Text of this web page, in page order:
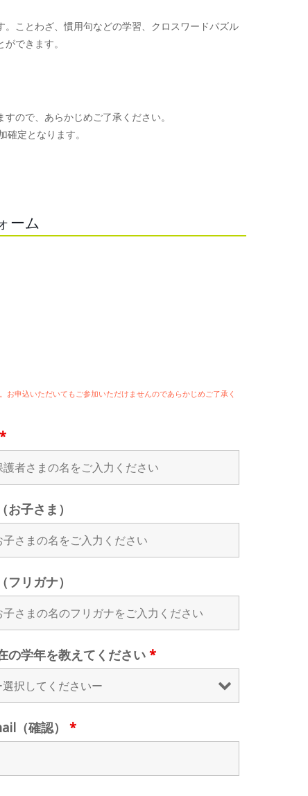
ことわざ、慣用句などの学習、クロスワードパズル
できます。
ので、あらかじめご了承ください。
定となります。
ーム
お申込いただいてもご参加いただけませんのであらかじめご了承く
*
お子さま）
フリガナ）
の学年を教えてください*
（確認）*